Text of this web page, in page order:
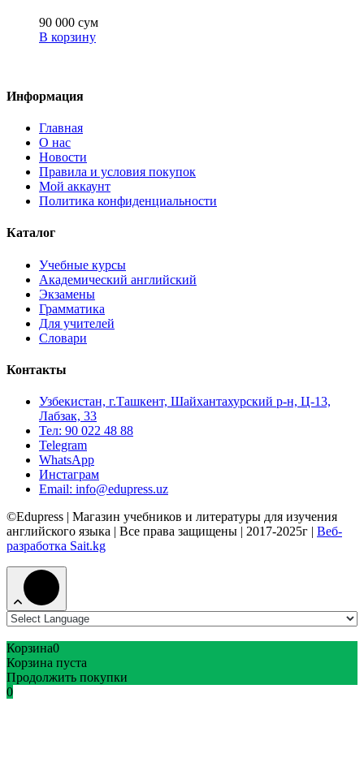
90 000 сум
В корзину
Информация
Главная
О нас
Новости
Правила и условия покупок
Мой аккаунт
Политика конфиденциальности
Каталог
Учебные курсы
Академический английский
Экзамены
Грамматика
Для учителей
Словари
Контакты
Узбекистан, г.Ташкент, Шайхантахурский р-н, Ц-13,
Лабзак, 33
Тел: 90 022 48 88
Telegram
WhatsApp
Инстаграм
Email: info@edupress.uz
©Edupress | Магазин учебников и литературы для изучения
английского языка | Все права защищены | 2017-2025г | Веб-
разработка Sait.kg
Корзина0
Корзина пуста
Продолжить покупки
0